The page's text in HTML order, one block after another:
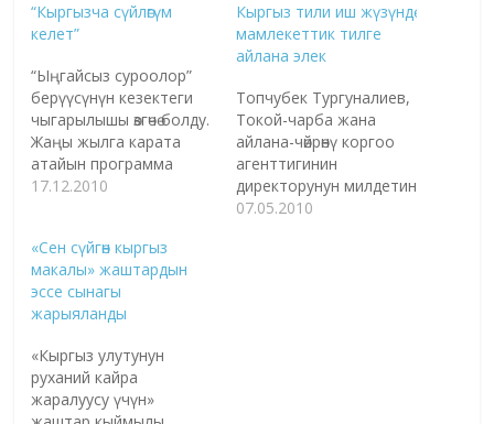
“Кыргызча сүйлөгүм
келет”
“Ыңгайсыз суроолор”
берүүсүнүн кезектеги
чыгарылышы өзгөчө болду.
Жаңы жылга карата
атайын программа
Кыргызстандагы
темасына арналды.
“Азаттык”: Өзүңүздөрдү
тааныштырып өтсөңүздөр.
Менин атым Атуши
Адилет. Бул атты чогуу
жашаган үй-бүлөм
берди. Мен “Жайка”
17.12.2010
Кыргыз тили иш жүзүндө
мамлекеттик тилге
айлана элек
Топчубек Тургуналиев,
Токой-чарба жана
айлана-чөйрөнү коргоо
агенттигинин
директорунун милдетин
аткаруучу - Топчубек
07.05.2010
«Сен сүйгөн кыргыз
макалы» жаштардын
эссе сынагы
жарыяланды
«Кыргыз улутунун
руханий кайра
жаралуусу үчүн»